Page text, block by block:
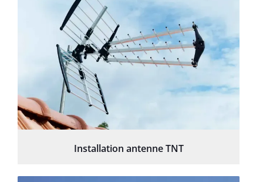
Installation antenne TNT